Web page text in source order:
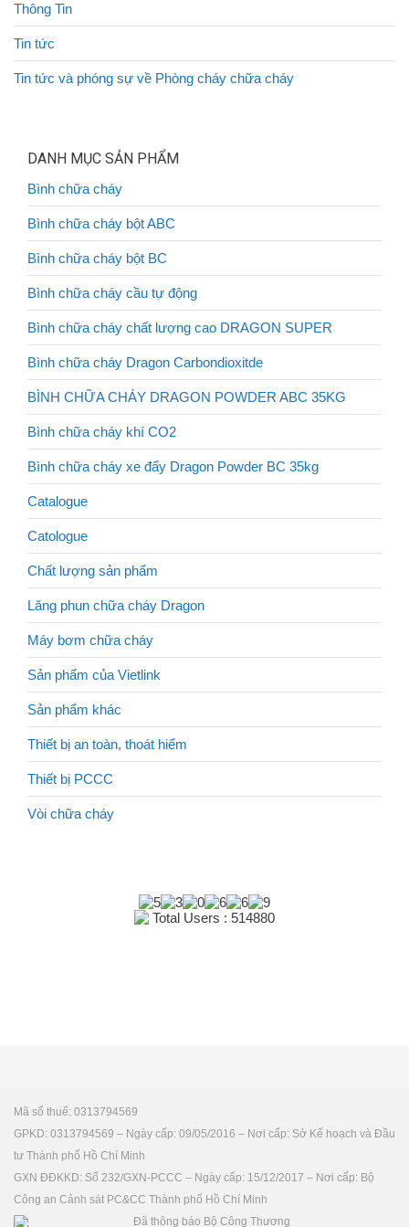
Thông Tin
Tin tức
Tin tức và phóng sự về Phòng cháy chữa cháy
DANH MỤC SẢN PHẨM
Bình chữa cháy
Bình chữa cháy bột ABC
Bình chữa cháy bột BC
Bình chữa cháy cầu tự động
Bình chữa cháy chất lượng cao DRAGON SUPER
Bình chữa cháy Dragon Carbondioxitde
BÌNH CHỮA CHÁY DRAGON POWDER ABC 35KG
Bình chữa cháy khí CO2
Bình chữa cháy xe đẩy Dragon Powder BC 35kg
Catalogue
Catologue
Chất lượng sản phẩm
Lăng phun chữa cháy Dragon
Máy bơm chữa cháy
Sản phẩm của Vietlink
Sản phẩm khác
Thiết bị an toàn, thoát hiểm
Thiết bị PCCC
Vòi chữa cháy
Total Users : 514880
Mã số thuế: 0313794569
GPKD: 0313794569 – Ngày cấp: 09/05/2016 – Nơi cấp: Sở Kế hoạch và Đầu
tư Thành phố Hồ Chí Minh
GXN ĐĐKKD: Số 232/GXN-PCCC – Ngày cấp: 15/12/2017 – Nơi cấp: Bộ
Công an Cảnh sát PC&CC Thành phố Hồ Chí Minh